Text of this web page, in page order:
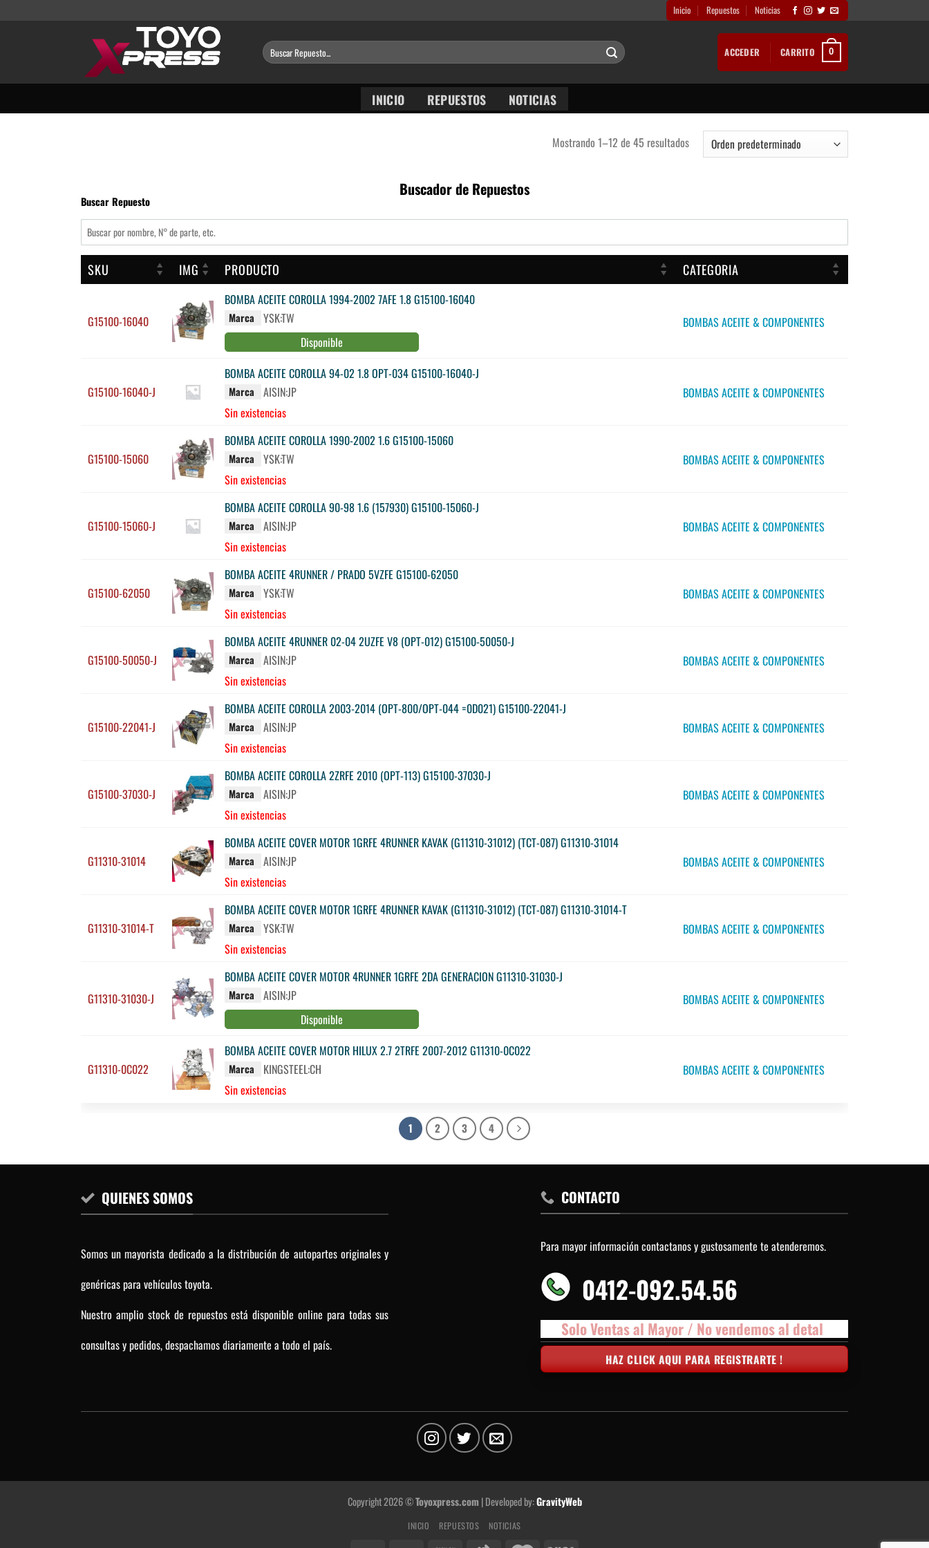
Inicio Repuestos Noticias
Buscar
por:
ACCEDER CARRITO 0
INICIO REPUESTOS NOTICIAS
Mostrando 1–12 de 45 resultados
Buscador de Repuestos
Buscar Repuesto
SKU IMG PRODUCTO CATEGORIA
G15100-16040
BOMBA ACEITE COROLLA 1994-2002 7AFE 1.8 G15100-16040
Marca
YSK:TW
Disponible
BOMBAS ACEITE & COMPONENTES
G15100-16040-J
BOMBA ACEITE COROLLA 94-02 1.8 OPT-034 G15100-16040-J
Marca
AISIN:JP
Sin existencias
BOMBAS ACEITE & COMPONENTES
G15100-15060
BOMBA ACEITE COROLLA 1990-2002 1.6 G15100-15060
Marca
YSK:TW
Sin existencias
BOMBAS ACEITE & COMPONENTES
G15100-15060-J
BOMBA ACEITE COROLLA 90-98 1.6 (157930) G15100-15060-J
Marca
AISIN:JP
Sin existencias
BOMBAS ACEITE & COMPONENTES
G15100-62050
BOMBA ACEITE 4RUNNER / PRADO 5VZFE G15100-62050
Marca
YSK:TW
Sin existencias
BOMBAS ACEITE & COMPONENTES
G15100-50050-J
BOMBA ACEITE 4RUNNER 02-04 2UZFE V8 (OPT-012) G15100-50050-J
Marca
AISIN:JP
Sin existencias
BOMBAS ACEITE & COMPONENTES
G15100-22041-J
BOMBA ACEITE COROLLA 2003-2014 (OPT-800/OPT-044 =0D021) G15100-22041-J
Marca
AISIN:JP
Sin existencias
BOMBAS ACEITE & COMPONENTES
G15100-37030-J
BOMBA ACEITE COROLLA 2ZRFE 2010 (OPT-113) G15100-37030-J
Marca
AISIN:JP
Sin existencias
BOMBAS ACEITE & COMPONENTES
G11310-31014
BOMBA ACEITE COVER MOTOR 1GRFE 4RUNNER KAVAK (G11310-31012) (TCT-087) G11310-31014
Marca
AISIN:JP
Sin existencias
BOMBAS ACEITE & COMPONENTES
G11310-31014-T
BOMBA ACEITE COVER MOTOR 1GRFE 4RUNNER KAVAK (G11310-31012) (TCT-087) G11310-31014-T
Marca
YSK:TW
Sin existencias
BOMBAS ACEITE & COMPONENTES
G11310-31030-J
BOMBA ACEITE COVER MOTOR 4RUNNER 1GRFE 2DA GENERACION G11310-31030-J
Marca
AISIN:JP
Disponible
BOMBAS ACEITE & COMPONENTES
G11310-0C022
BOMBA ACEITE COVER MOTOR HILUX 2.7 2TRFE 2007-2012 G11310-0C022
Marca
KINGSTEEL:CH
Sin existencias
BOMBAS ACEITE & COMPONENTES
1 2 3 4
QUIENES SOMOS
Somos un mayorista dedicado a la distribución de autopartes originales y
genéricas para vehículos toyota.
Nuestro amplio stock de repuestos está disponible online para todas sus
consultas y pedidos, despachamos diariamente a todo el país.
CONTACTO
Para mayor información contactanos y gustosamente te atenderemos.
0412-092.54.56
Solo Ventas al Mayor / No vendemos al detal
HAZ CLICK AQUI PARA REGISTRARTE !
Copyright 2026 ©Toyoxpress.com | Developed by:GravityWeb
INICIO REPUESTOS NOTICIAS